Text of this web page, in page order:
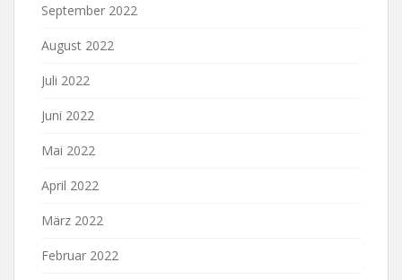
September 2022
August 2022
Juli 2022
Juni 2022
Mai 2022
April 2022
März 2022
Februar 2022